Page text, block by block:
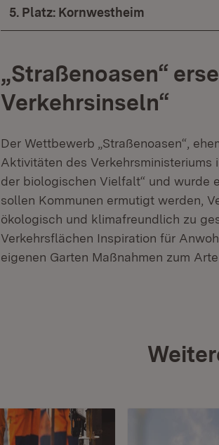
5. Platz: Kornwestheim
„Straßenoasen“
Verkehrsinseln“
Der Wettbewerb „Straßenoasen“,
Aktivitäten des Verkehrsministeriums
der biologischen Vielfalt“ und wurde
sollen Kommunen ermutigt werden,
ökologisch und klimafreundlich zu
Verkehrsflächen Inspiration für
eigenen Garten Maßnahmen zum